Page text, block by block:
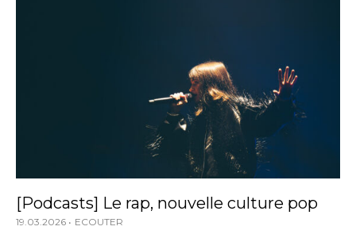
[Podcasts] Le rap, nouvelle culture pop
19.03.2026 ECOUTER